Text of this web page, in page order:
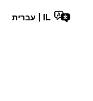
IL
|עברית